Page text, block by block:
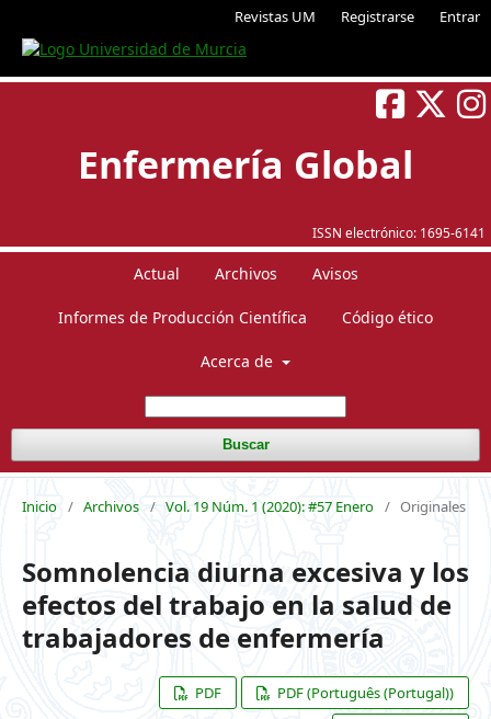
Revistas UM Registrarse Entrar
ISSN electrónico: 1695-6141
Enfermería Global
Actual Archivos Avisos
Informes de Producción Científica Código ético
Acerca de
Buscar
Inicio / Archivos / Vol. 19 Núm. 1 (2020): #57 Enero / Originales
Somnolencia diurna excesiva y los
efectos del trabajo en la salud de
trabajadores de enfermería
PDF
PDF (Português (Portugal))